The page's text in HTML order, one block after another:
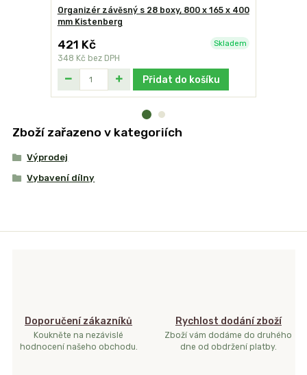
Organizér závěsný s 28 boxy, 800 x 165 x 400
mm Kistenberg
421 Kč
348 Kč bez DPH
Skladem
Přidat do košíku
Zboží zařazeno v kategoriích
Výprodej
Vybavení dílny
Doporučení zákazníků
Koukněte na nezávislé
hodnocení našeho obchodu.
Rychlost dodání zboží
Zboží vám dodáme do druhého
dne od obdržení platby.